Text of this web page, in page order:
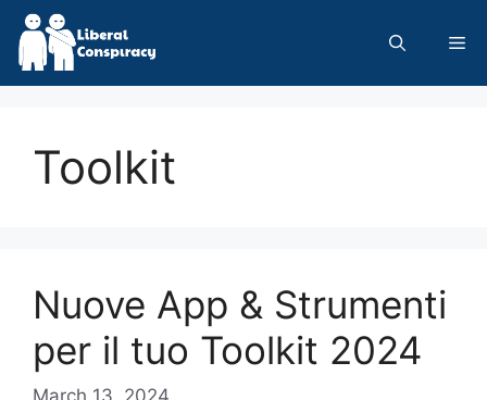
Skip
content
Toolkit
Nuove App & Strumenti
per il tuo Toolkit 2024
March 13, 2024